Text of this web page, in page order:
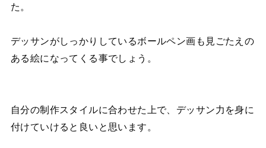
た。
デッサンがしっかりしているボールペン画も見ごたえの
ある絵になってくる事でしょう。
自分の制作スタイルに合わせた上で、デッサン力を身に
付けていけると良いと思います。